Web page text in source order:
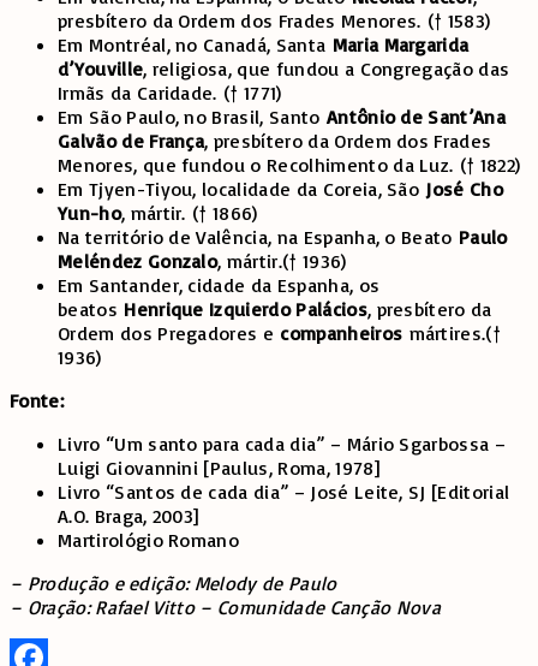
presbítero da Ordem dos Frades Menores. († 1583)
Em Montréal, no Canadá, Santa Maria Margarida
d’Youville, religiosa, que fundou a Congregação das
Irmãs da Caridade. († 1771)
Em São Paulo, no Brasil, Santo Antônio de Sant’Ana
Galvão de França, presbítero da Ordem dos Frades
Menores, que fundou o Recolhimento da Luz. († 1822)
Em Tjyen-Tiyou, localidade da Coreia, São José Cho
Yun-ho, mártir. († 1866)
Na território de Valência, na Espanha, o Beato Paulo
Meléndez Gonzalo, mártir.(† 1936)
Em Santander, cidade da Espanha, os
beatos Henrique Izquierdo Palácios, presbítero da
Ordem dos Pregadores e companheiros mártires.(†
1936)
Fonte:
Livro “Um santo para cada dia” – Mário Sgarbossa –
Luigi Giovannini [Paulus, Roma, 1978]
Livro “Santos de cada dia” – José Leite, SJ [Editorial
A.O. Braga, 2003]
Martirológio Romano
– Produção e edição: Melody de Paulo
– Oração: Rafael Vitto – Comunidade Canção Nova